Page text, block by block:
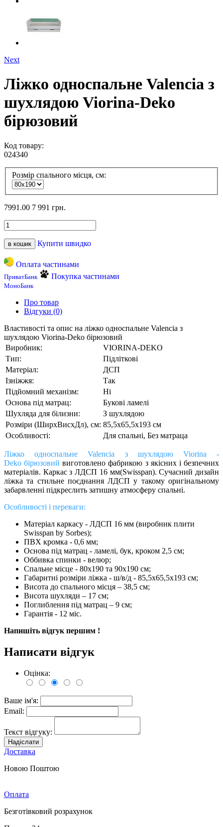
Next
Ліжко односпальне Valencia з
шухлядою Viorina-Deko
бірюзовий
Код товару:
024340
Розмір спального місця, см:
7991.00 7 991 грн.
в кошик Купити швидко
Оплата частинами
ПриватБанк Покупка частинами
МоноБанк
Про товар
Відгуки (0)
Властивості та опис на ліжко односпальне Valencia з
шухлядою Viorina-Deko бірюзовий
Виробник:
VIORINA-DEKO
Тип:
Підліткові
Матеріал:
ДСП
Ізніжжя:
Так
Підйомний механізм:
Ні
Основа під матрац:
Букові ламелі
Шухляда для білизни:
З шухлядою
Розміри (ШирxВисxДл), см: 85,5х65,5х193 см
Особливості:
Для спальні, Без матраца
Ліжко односпальне Valencia з шухлядою Viorina -
Deko бірюзовийвиготовлено фабрикою з якісних і безпечних
матеріалів. Каркас з ЛДСП 16 мм(Swisspan). Сучасний дизайн
ліжка та стильне поєднання ЛДСП у такому оригінальному
забарвленні підкреслить затишну атмосферу спальні.
Особливості і переваги:
Матеріал каркасу - ЛДСП 16 мм (виробник плити
Swisspan by Sorbes);
ПВХ кромка - 0,6 мм;
Основа під матрац - ламелі, бук, кроком 2,5 см;
Оббивка спинки - велюр;
Спальне місце - 80х190 та 90х190 см;
Габаритні розміри ліжка - ш/в/д - 85,5х65,5х193 см;
Висота до спального місця – 38,5 см;
Висота шухляди – 17 см;
Поглиблення під матрац – 9 см;
Гарантія - 12 міс.
Напишіть відгук першим !
Написати відгук
Оцінка:
Ваше ім'я:
Email:
Текст відгуку:
Надіслати
Доставка
Новою Поштою
Оплата
Безготівковий розрахунок